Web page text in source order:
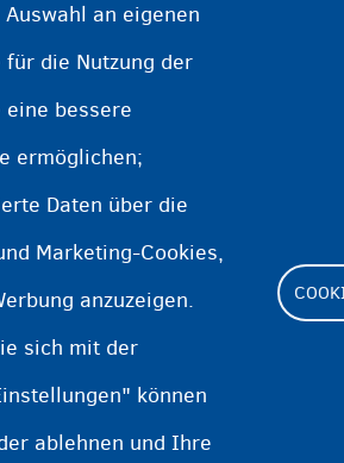
an eigenen
die Nutzung der
bessere
ermöglichen;
Daten über die
Marketing-Cookies,
anzuzeigen.
sich mit der
können
ablehnen und Ihre
Footer